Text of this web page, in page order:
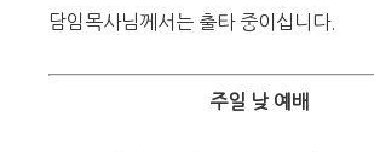
담임목사님께서는 출타 중이십니다.
주일 낮 예배